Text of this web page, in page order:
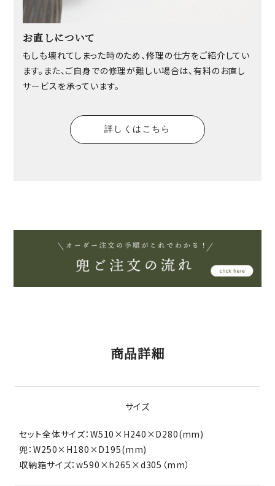
お直しについて
もしも壊れてしまった時のため、修理の仕方をご紹介してい
ます。また、ご自身での修理が難しい場合は、有料のお直し
サービスを承っています。
詳しくはこちら
商品詳細
サイズ
セット全体サイズ：W510×H240×D280(mm)
兜：W250×H180×D195(mm)
収納箱サイズ：w590×h265×d305（mm）